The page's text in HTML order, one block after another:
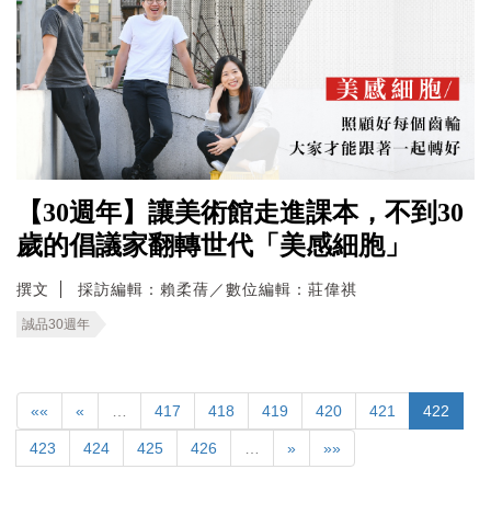
【30週年】讓美術館走進課本，不到30
歲的倡議家翻轉世代「美感細胞」
撰文 採訪編輯：賴柔蒨／數位編輯：莊偉祺
誠品30週年
«« « 417 418 419 420 421 422
423 424 425 426 » »»